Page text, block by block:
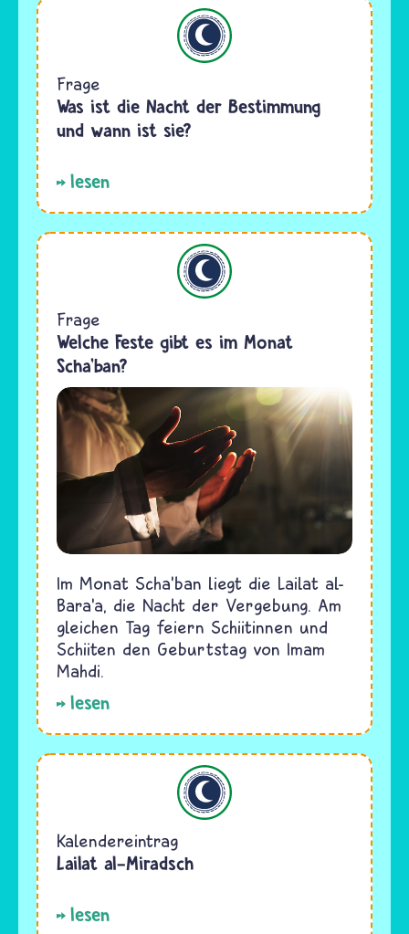
Frage
Was ist die Nacht der Bestimmung
und wann ist sie?
lesen
Frage
Welche Feste gibt es im Monat
Scha'ban?
Im Monat Scha’ban liegt die Lailat al-
Bara’a, die Nacht der Vergebung. Am
gleichen Tag feiern Schiitinnen und
Schiiten den Geburtstag von Imam
Mahdi.
lesen
Kalendereintrag
Lailat al-Miradsch
lesen